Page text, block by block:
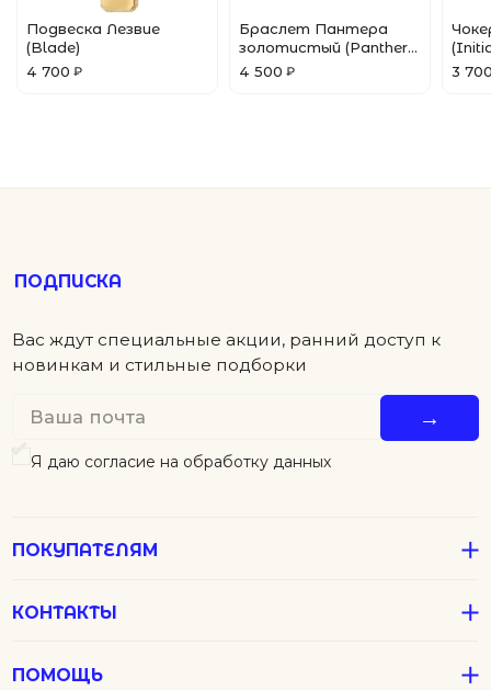
Подвеска Лезвие
(Blade)
4 700 ₽
Браслет Пантера
золотистый (Panther
Gold)
4 500 ₽
3
Браслеты
Футболки
ПОМОЩЬ